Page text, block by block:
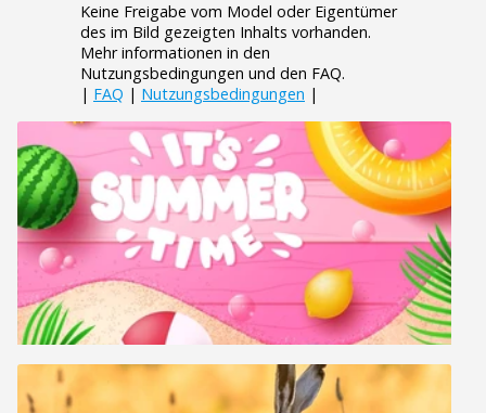
Keine Freigabe vom Model oder Eigentümer
des im Bild gezeigten Inhalts vorhanden.
Mehr informationen in den
Nutzungsbedingungen und den FAQ.
| FAQ | Nutzungsbedingungen |